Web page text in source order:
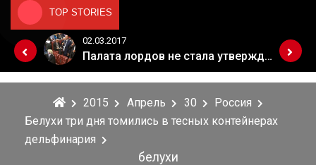
TOP STORIES
Когда Россия разрешит полеты в Грузию. Позиция Кремля
02.03.2017
Палата лордов не стала утверждать законопроект о "брексите"
2015 Апрель 30
Россия
Белухи три дня томились в тесных контейнерах
дельфинария
белухи